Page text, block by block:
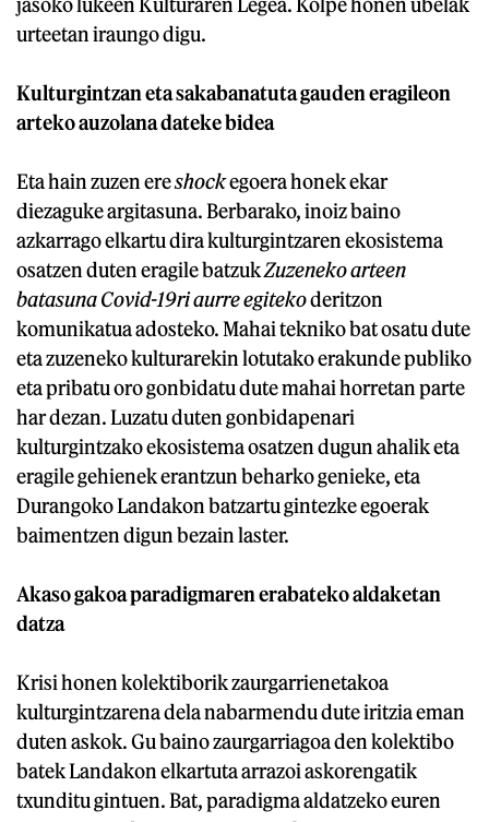
urteetan iraungo digu.
Kulturgintzan eta sakabanatuta gauden eragileon
arteko auzolana dateke bidea
Eta hain zuzen ereshockegoera honek ekar
diezaguke argitasuna. Berbarako, inoiz baino
azkarrago elkartu dira kulturgintzaren ekosistema
osatzen duten eragile batzukZuzeneko arteen
batasuna Covid-19ri aurre egitekoderitzon
komunikatua adosteko. Mahai tekniko bat osatu dute
eta zuzeneko kulturarekin lotutako erakunde publiko
eta pribatu oro gonbidatu dute mahai horretan parte
har dezan. Luzatu duten gonbidapenari
kulturgintzako ekosistema osatzen dugun ahalik eta
eragile gehienek erantzun beharko genieke, eta
Durangoko Landakon batzartu gintezke egoerak
baimentzen digun bezain laster.
Akaso gakoa paradigmaren erabateko aldaketan
datza
Krisi honen kolektiborik zaurgarrienetakoa
kulturgintzarena dela nabarmendu dute iritzia eman
duten askok. Gu baino zaurgarriagoa den kolektibo
batek Landakon elkartuta arrazoi askorengatik
txunditu gintuen. Bat, paradigma aldatzeko euren